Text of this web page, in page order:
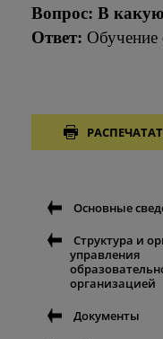
Вопрос: В какую
Ответ: Обучение
Основные
Структура и
управления
организацией
Документы